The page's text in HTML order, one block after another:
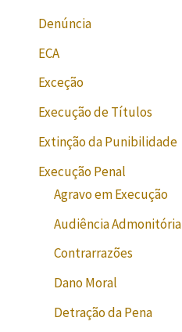
Denúncia
ECA
Exceção
Execução de Títulos
Extinção da Punibilidade
Execução Penal
Agravo em Execução
Audiência Admonitória
Contrarrazões
Dano Moral
Detração da Pena